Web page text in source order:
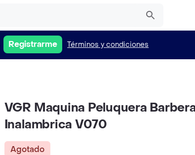
Registrarme Términos y condiciones
VGR Maquina Peluquera
Inalambrica V070
Agotado